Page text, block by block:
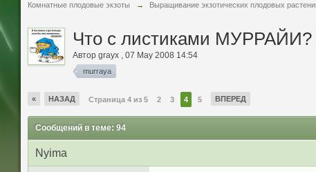
Комнатные плодовые экзоты → Выращивание экзотических плодовых
Что с листиками МУРРАЙИ?
Автор grayx , 07 May 2008 14:54
murraya
« НАЗАД Страница 4 из 5 2 3 4 5 ВПЕРЕД
Сообщений в теме: 94
Nyima